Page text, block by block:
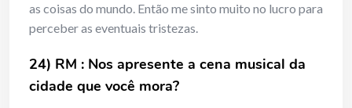
as coisas do mundo. Então me sinto muito no lucro para
perceber as eventuais tristezas.
24) RM : Nos apresente a cena musical da
cidade que você mora?